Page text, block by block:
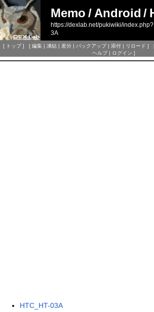
Memo / Android /
https://dexlab.net/pukiwiki/
3A
[ トップ] [ 編集 | 凍結 | 差分 | バックアップ| 添付 | リロード ]
ヘルプ| ログイン ]
HTC_HT-03A